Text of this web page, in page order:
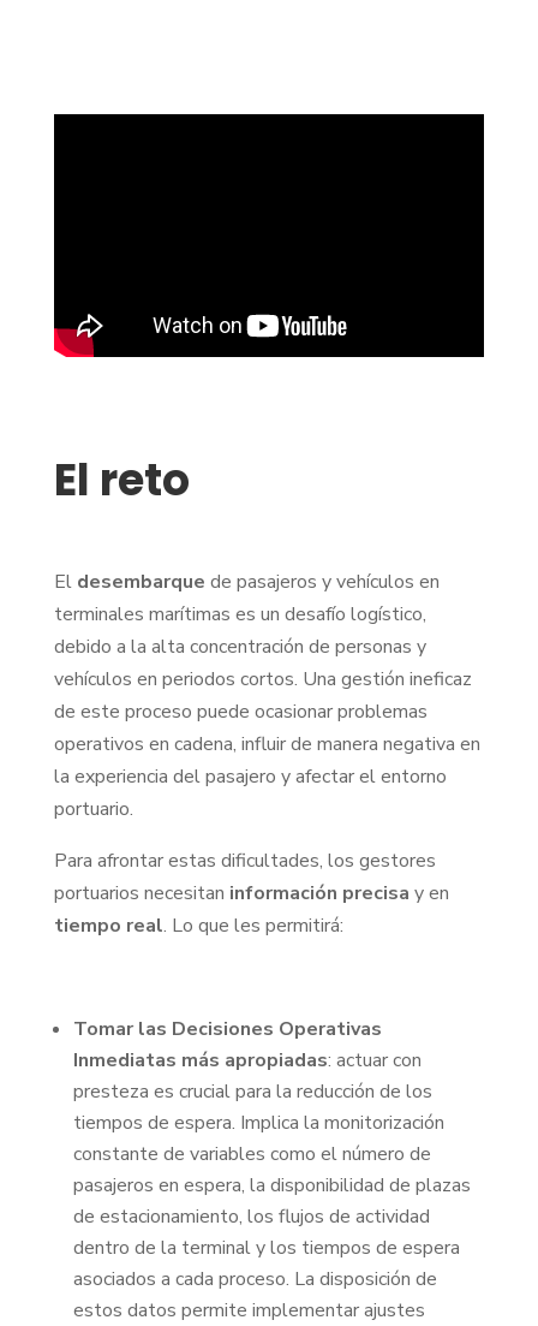
El reto
El desembarque de pasajeros y vehículos en
terminales marítimas es un desafío logístico,
debido a la alta concentración de personas y
vehículos en periodos cortos. Una gestión ineficaz
de este proceso puede ocasionar problemas
operativos en cadena, influir de manera negativa en
la experiencia del pasajero y afectar el entorno
portuario.
Para afrontar estas dificultades, los gestores
portuarios necesitan información precisa y en
tiempo real. Lo que les permitirá:
Tomar las Decisiones Operativas
Inmediatas más apropiadas: actuar con
presteza es crucial para la reducción de los
tiempos de espera. Implica la monitorización
constante de variables como el número de
pasajeros en espera, la disponibilidad de plazas
de estacionamiento, los flujos de actividad
dentro de la terminal y los tiempos de espera
asociados a cada proceso. La disposición de
estos datos permite implementar ajustes